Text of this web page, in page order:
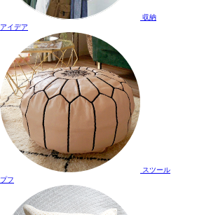
収納
アイデア
スツール
プフ